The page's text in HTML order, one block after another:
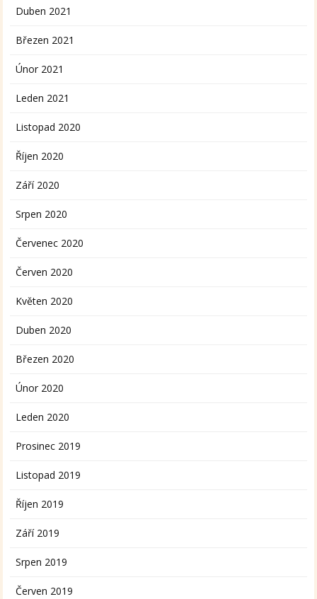
Duben 2021
Březen 2021
Únor 2021
Leden 2021
Listopad 2020
Říjen 2020
Září 2020
Srpen 2020
Červenec 2020
Červen 2020
Květen 2020
Duben 2020
Březen 2020
Únor 2020
Leden 2020
Prosinec 2019
Listopad 2019
Říjen 2019
Září 2019
Srpen 2019
Červen 2019